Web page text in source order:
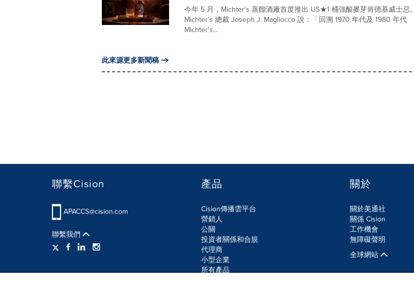
今年 5 月，Michter's 蒸餾酒廠首度推出 US★1 桶強酸麥芽肯德基威士忌。
Michter's 總裁 Joseph J. Magliocco 說：「回溯 1970 年代及 1980 年代
Michter's...
此來源更多新聞稿
聯繫Cision
APACCS@cision.com
聯繫我們
產品
Cision傳播雲平台
營銷人
公關
投資者關係和合規
代理商
小型企業
所有產品
關於
關於美通社
關係 Cision
工作機會
無障礙聲明
全球網站